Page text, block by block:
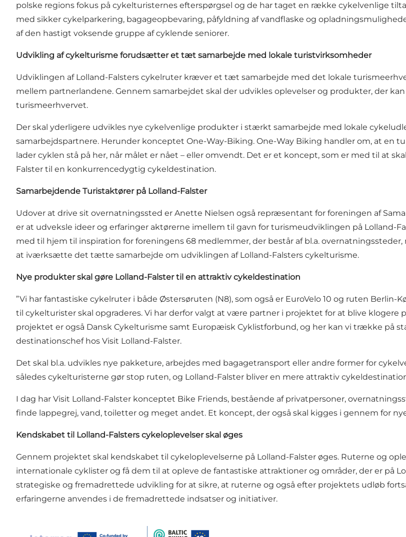
polske regions fokus på cykelturisternes efterspørgsel og de har taget en række cykelvenlige
med sikker cykelparkering, bagageopbevaring, påfyldning af vandflaske og
af den hastigt voksende gruppe af cyklende seniorer.
Udvikling af cykelturisme forudsætter et tæt samarbejde med lokale turistvirksomheder
Udviklingen af Lolland-Falsters cykelruter kræver et tæt samarbejde med det lokale
mellem partnerlandene. Gennem samarbejdet skal der udvikles oplevelser og produkter, der
turismeerhvervet.
Der skal yderligere udvikles nye cykelvenlige produkter i stærkt samarbejde med lokale
samarbejdspartnere. Herunder konceptet One-Way-Biking. One-Way Biking handler om, at en
lader cyklen stå på her, når målet er nået – eller omvendt. Det er et koncept, som er med til at
Falster til en konkurrencedygtig cykeldestination.
Samarbejdende Turistaktører på Lolland-Falster
Udover at drive sit overnatningssted er Anette Nielsen også repræsentant for foreningen af
er at udveksle ideer og erfaringer aktørerne imellem til gavn for turismeudviklingen på Lolland-
med til hjem til inspiration for foreningens 68 medlemmer, der består af bl.a. overnatningssteder,
at iværksætte det tætte samarbejde om udviklingen af Lolland-Falsters cykelturisme.
Nye produkter skal gøre Lolland-Falster til en attraktiv cykeldestination
”Vi har fantastiske cykelruter i både Østersøruten (N8), som også er EuroVelo 10 og ruten Berlin-
til cykelturister skal opgraderes. Vi har derfor valgt at være partner i projektet for at blive klogere
projektet er også Dansk Cykelturisme samt Europæisk Cyklistforbund, og her kan vi trække på
destinationschef hos Visit Lolland-Falster.
Det skal bl.a. udvikles nye pakketure, arbejdes med bagagetransport eller andre former for
således cykelturisterne gør stop ruten, og Lolland-Falster bliver en mere attraktiv
I dag har Visit Lolland-Falster konceptet Bike Friends, bestående af privatpersoner,
finde lappegrej, vand, toiletter og meget andet. Et koncept, der også skal kigges i gennem for
Kendskabet til Lolland-Falsters cykeloplevelser skal øges
Gennem projektet skal kendskabet til cykeloplevelserne på Lolland-Falster øges. Ruterne og
internationale cyklister og få dem til at opleve de fantastiske attraktioner og områder, der er på
strategiske og fremadrettede udvikling for at sikre, at ruterne og også efter projektets udløb
erfaringerne anvendes i de fremadrettede indsatser og initiativer.